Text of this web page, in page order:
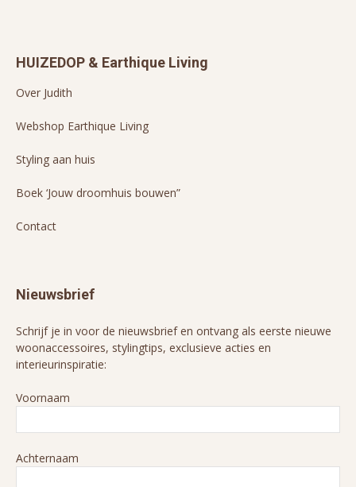
HUIZEDOP & Earthique Living
Over Judith
Webshop Earthique Living
Styling aan huis
Boek ‘Jouw droomhuis bouwen”
Contact
Nieuwsbrief
Schrijf je in voor de nieuwsbrief en ontvang als eerste nieuwe
woonaccessoires, stylingtips, exclusieve acties en
interieurinspiratie:
Voornaam
Achternaam